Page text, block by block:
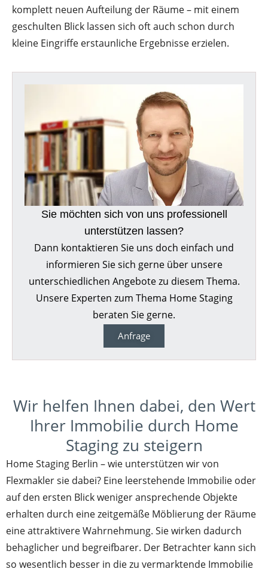
komplett neuen Aufteilung der Räume – mit einem
geschulten Blick lassen sich oft auch schon durch
kleine Eingriffe erstaunliche Ergebnisse erzielen.
Sie möchten sich von uns professionell
unterstützen lassen?
Dann kontaktieren Sie uns doch einfach und
informieren Sie sich gerne über unsere
unterschiedlichen Angebote zu diesem Thema.
Unsere Experten zum Thema Home Staging
beraten Sie gerne.
Anfrage
Wir helfen Ihnen dabei, den Wert
Ihrer Immobilie durch Home
Staging zu steigern
Home Staging Berlin – wie unterstützen wir von
Flexmakler sie dabei? Eine leerstehende Immobilie oder
auf den ersten Blick weniger ansprechende Objekte
erhalten durch eine zeitgemäße Möblierung der Räume
eine attraktivere Wahrnehmung. Sie wirken dadurch
behaglicher und begreifbarer. Der Betrachter kann sich
so wesentlich besser in die zu vermarktende Immobilie